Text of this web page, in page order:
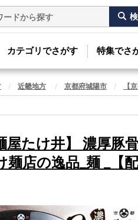
カテゴリでさがす 特集でさ
近畿地方 京都府城陽市 【
屋たけ井】 濃厚
麺店の逸品_麺 _【